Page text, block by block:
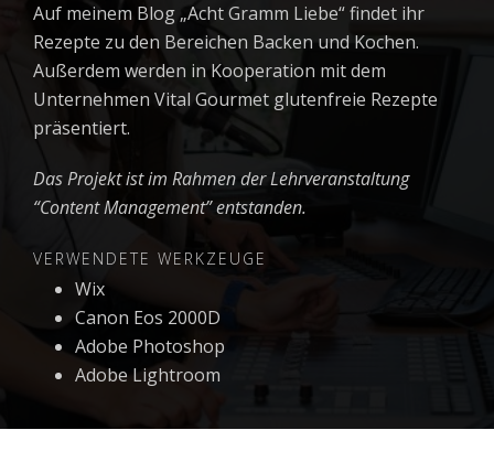
Auf meinem Blog „Acht Gramm Liebe“ findet ihr
Rezepte zu den Bereichen Backen und Kochen.
Außerdem werden in Kooperation mit dem
Unternehmen Vital Gourmet glutenfreie Rezepte
präsentiert.
Das Projekt ist im Rahmen der Lehrveranstaltung
“Content Management” entstanden.
VERWENDETE WERKZEUGE
Wix
Canon Eos 2000D
Adobe Photoshop
Adobe Lightroom